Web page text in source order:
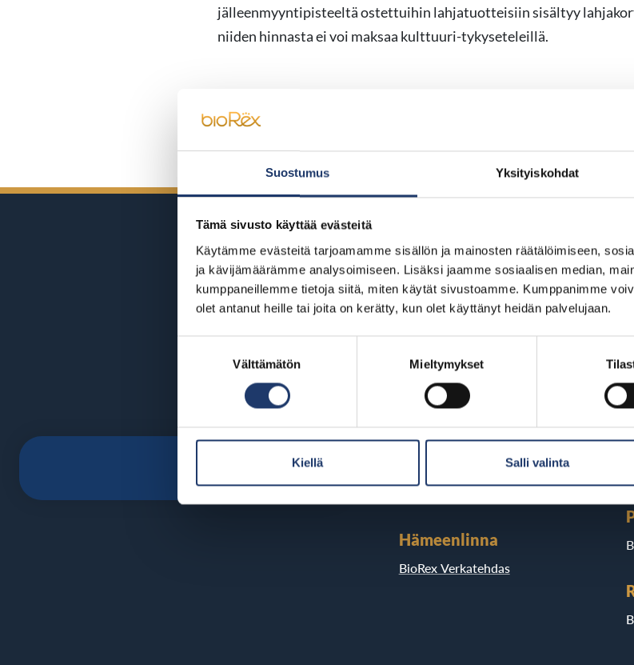
Suostumus Yksityiskohdat
Tämä sivusto käyttää evästeitä
Käytämme evästeitä tarjoamamme sisällön ja mainosten räätälöimiseen,
ja kävijämäärämme analysoimiseen. Lisäksi jaamme sosiaalisen median,
kumppaneillemme tietoja siitä, miten käytät sivustoamme. Kumppanimme
olet antanut heille tai joita on kerätty, kun olet käyttänyt heidän palvelujaan.
Välttämätön Mieltymykset
Kiellä Salli valinta
jälleenmyyntipisteeltä ostettuihin lahjatuotteisiin sisältyy
niiden hinnasta ei voi maksaa kulttuuri-tykyseteleillä.
BioRexillä on 12
Helsinki
BioRex Redi
Hämeenlinna
BioRex Verkatehdas